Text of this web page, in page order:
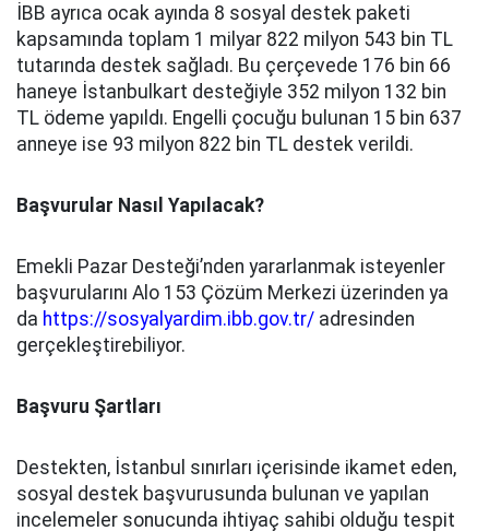
İBB ayrıca ocak ayında 8 sosyal destek paketi
kapsamında toplam 1 milyar 822 milyon 543 bin TL
tutarında destek sağladı. Bu çerçevede 176 bin 66
haneye İstanbulkart desteğiyle 352 milyon 132 bin
TL ödeme yapıldı. Engelli çocuğu bulunan 15 bin 637
anneye ise 93 milyon 822 bin TL destek verildi.
Başvurular Nasıl Yapılacak?
Emekli Pazar Desteği’nden yararlanmak isteyenler
başvurularını Alo 153 Çözüm Merkezi üzerinden ya
da https://sosyalyardim.ibb.gov.tr/ adresinden
gerçekleştirebiliyor.
Başvuru Şartları
Destekten, İstanbul sınırları içerisinde ikamet eden,
sosyal destek başvurusunda bulunan ve yapılan
incelemeler sonucunda ihtiyaç sahibi olduğu tespit